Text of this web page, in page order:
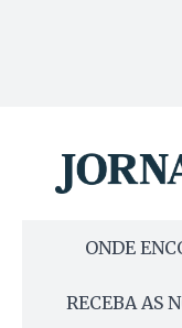
ONDE
RECEBA AS